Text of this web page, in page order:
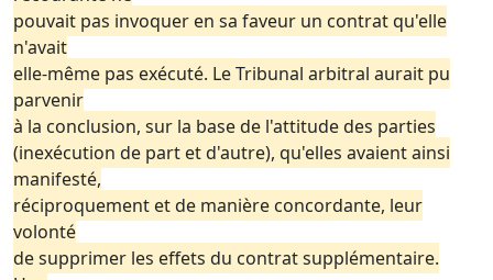
pouvait pas invoquer en sa faveur un contrat qu'elle
n'avait
elle-même pas exécuté. Le Tribunal arbitral aurait pu
parvenir
à la conclusion, sur la base de l'attitude des parties
(inexécution de part et d'autre), qu'elles avaient ainsi
manifesté,
réciproquement et de manière concordante, leur
volonté
de supprimer les effets du contrat supplémentaire.